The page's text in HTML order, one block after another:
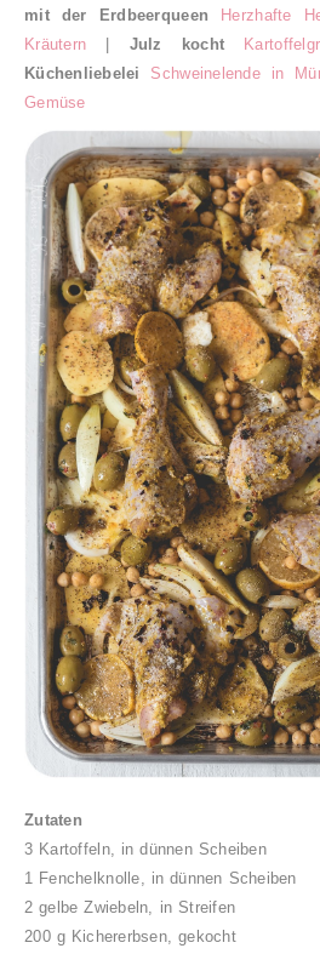
mit der Erdbeerqueen
Herzhafte
Kräutern
Julz kocht
Küchenliebelei Schweinelende in
Gemüse
Zutaten
3 Kartoffeln, in dünnen Scheiben
1 Fenchelknolle, in dünnen Scheiben
2 gelbe Zwiebeln, in Streifen
200 g Kichererbsen, gekocht